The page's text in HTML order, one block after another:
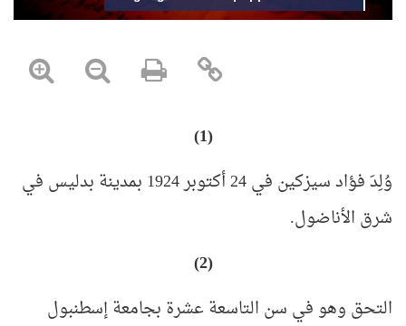
(1)
وُلِدَ فؤاد سيزكين في 24 أكتوبر 1924 بمدينة بدليس في
شرق الأناضول.
(2)
التحق وهو في سن التاسعة عشرة بجامعة إسطنبول